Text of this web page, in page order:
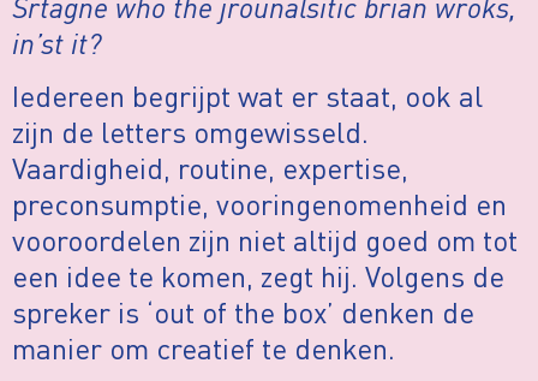
in’st it?
Iedereen begrijpt wat er staat, ook al
zijn de letters omgewisseld.
Vaardigheid, routine, expertise,
preconsumptie, vooringenomenheid en
vooroordelen zijn niet altijd goed om tot
een idee te komen, zegt hij. Volgens de
spreker is ‘out of the box’ denken de
manier om creatief te denken.